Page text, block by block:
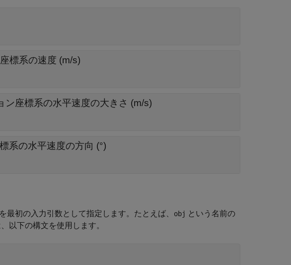
標系の速度 (m/s)
座標系の水平速度の大きさ (m/s)
系の水平速度の方向 (°)
初の入力引数として指定します。たとえば、 obj という名前の
以下の構文を使用します。